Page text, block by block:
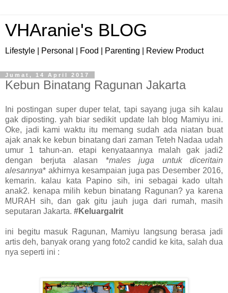
VHAranie's BLOG
Lifestyle | Personal | Food | Parenting | Review Product
Jumat, 14 April 2017
Kebun Binatang Ragunan Jakarta
Ini postingan super duper telat, tapi sayang juga sih kalau
gak diposting. yah biar sedikit update lah blog Mamiyu ini.
Oke, jadi kami waktu itu memang sudah ada niatan buat
ajak anak ke kebun binatang dari zaman Teteh Nadaa udah
umur 1 tahun-an. etapi kenyataannya malah gak jadi2
dengan berjuta alasan *males juga untuk diceritain
alesannya* akhirnya kesampaian juga pas Desember 2016,
kemarin. kalau kata Papino sih, ini sebagai kado ultah
anak2. kenapa milih kebun binatang Ragunan? ya karena
MURAH sih, dan gak gitu jauh juga dari rumah, masih
seputaran Jakarta. #KeluargaIrit
ini begitu masuk Ragunan, Mamiyu langsung berasa jadi
artis deh, banyak orang yang foto2 candid ke kita, salah dua
nya seperti ini :